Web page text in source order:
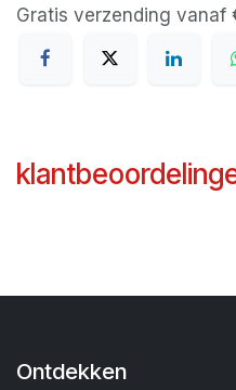
Gratis verzending vanaf
Ontdekken